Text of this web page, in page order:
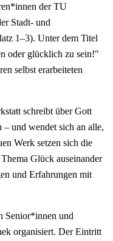
der TU
Stadt- und
1–3). Unter dem Titel
oder glücklich zu sein!"
selbst erarbeiteten
schreibt über Gott
und wendet sich an alle,
Werk setzen sich die
Glück auseinander
und Erfahrungen mit
Senior*innen und
organisiert. Der Eintritt